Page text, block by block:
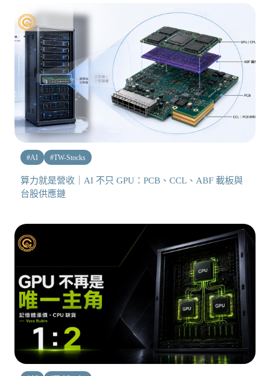
#AI #TW-Stocks
算力就是營收｜AI 不只 GPU：PCB、CCL、ABF 載板與
台股供應鏈